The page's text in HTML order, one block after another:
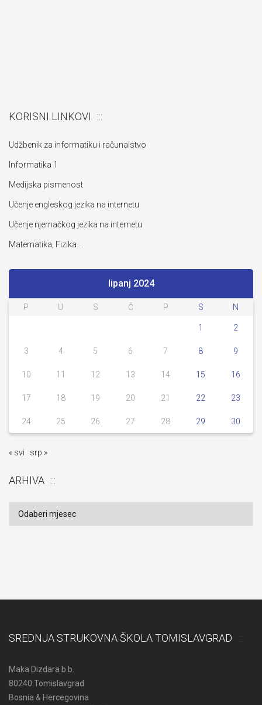
KORISNI LINKOVI
Udžbenik za informatiku i računalstvo
Informatika 1
Medijska pismenost
Učenje engleskog jezika na internetu
Učenje njemačkog jezika na internetu
Matematika, Fizika …
lipanj 2024
P U S Č P S N
1 2
3 4 5 6 7 8 9
10 11 12 13 14 15 16
17 18 19 20 21 22 23
24 25 26 27 28 29 30
« svi srp »
ARHIVA
SREDNJA STRUKOVNA ŠKOLA TOMISLAVGRAD
Maka Dizdara b.b.
80240 Tomislavgrad
Bosnia & Hercegovina